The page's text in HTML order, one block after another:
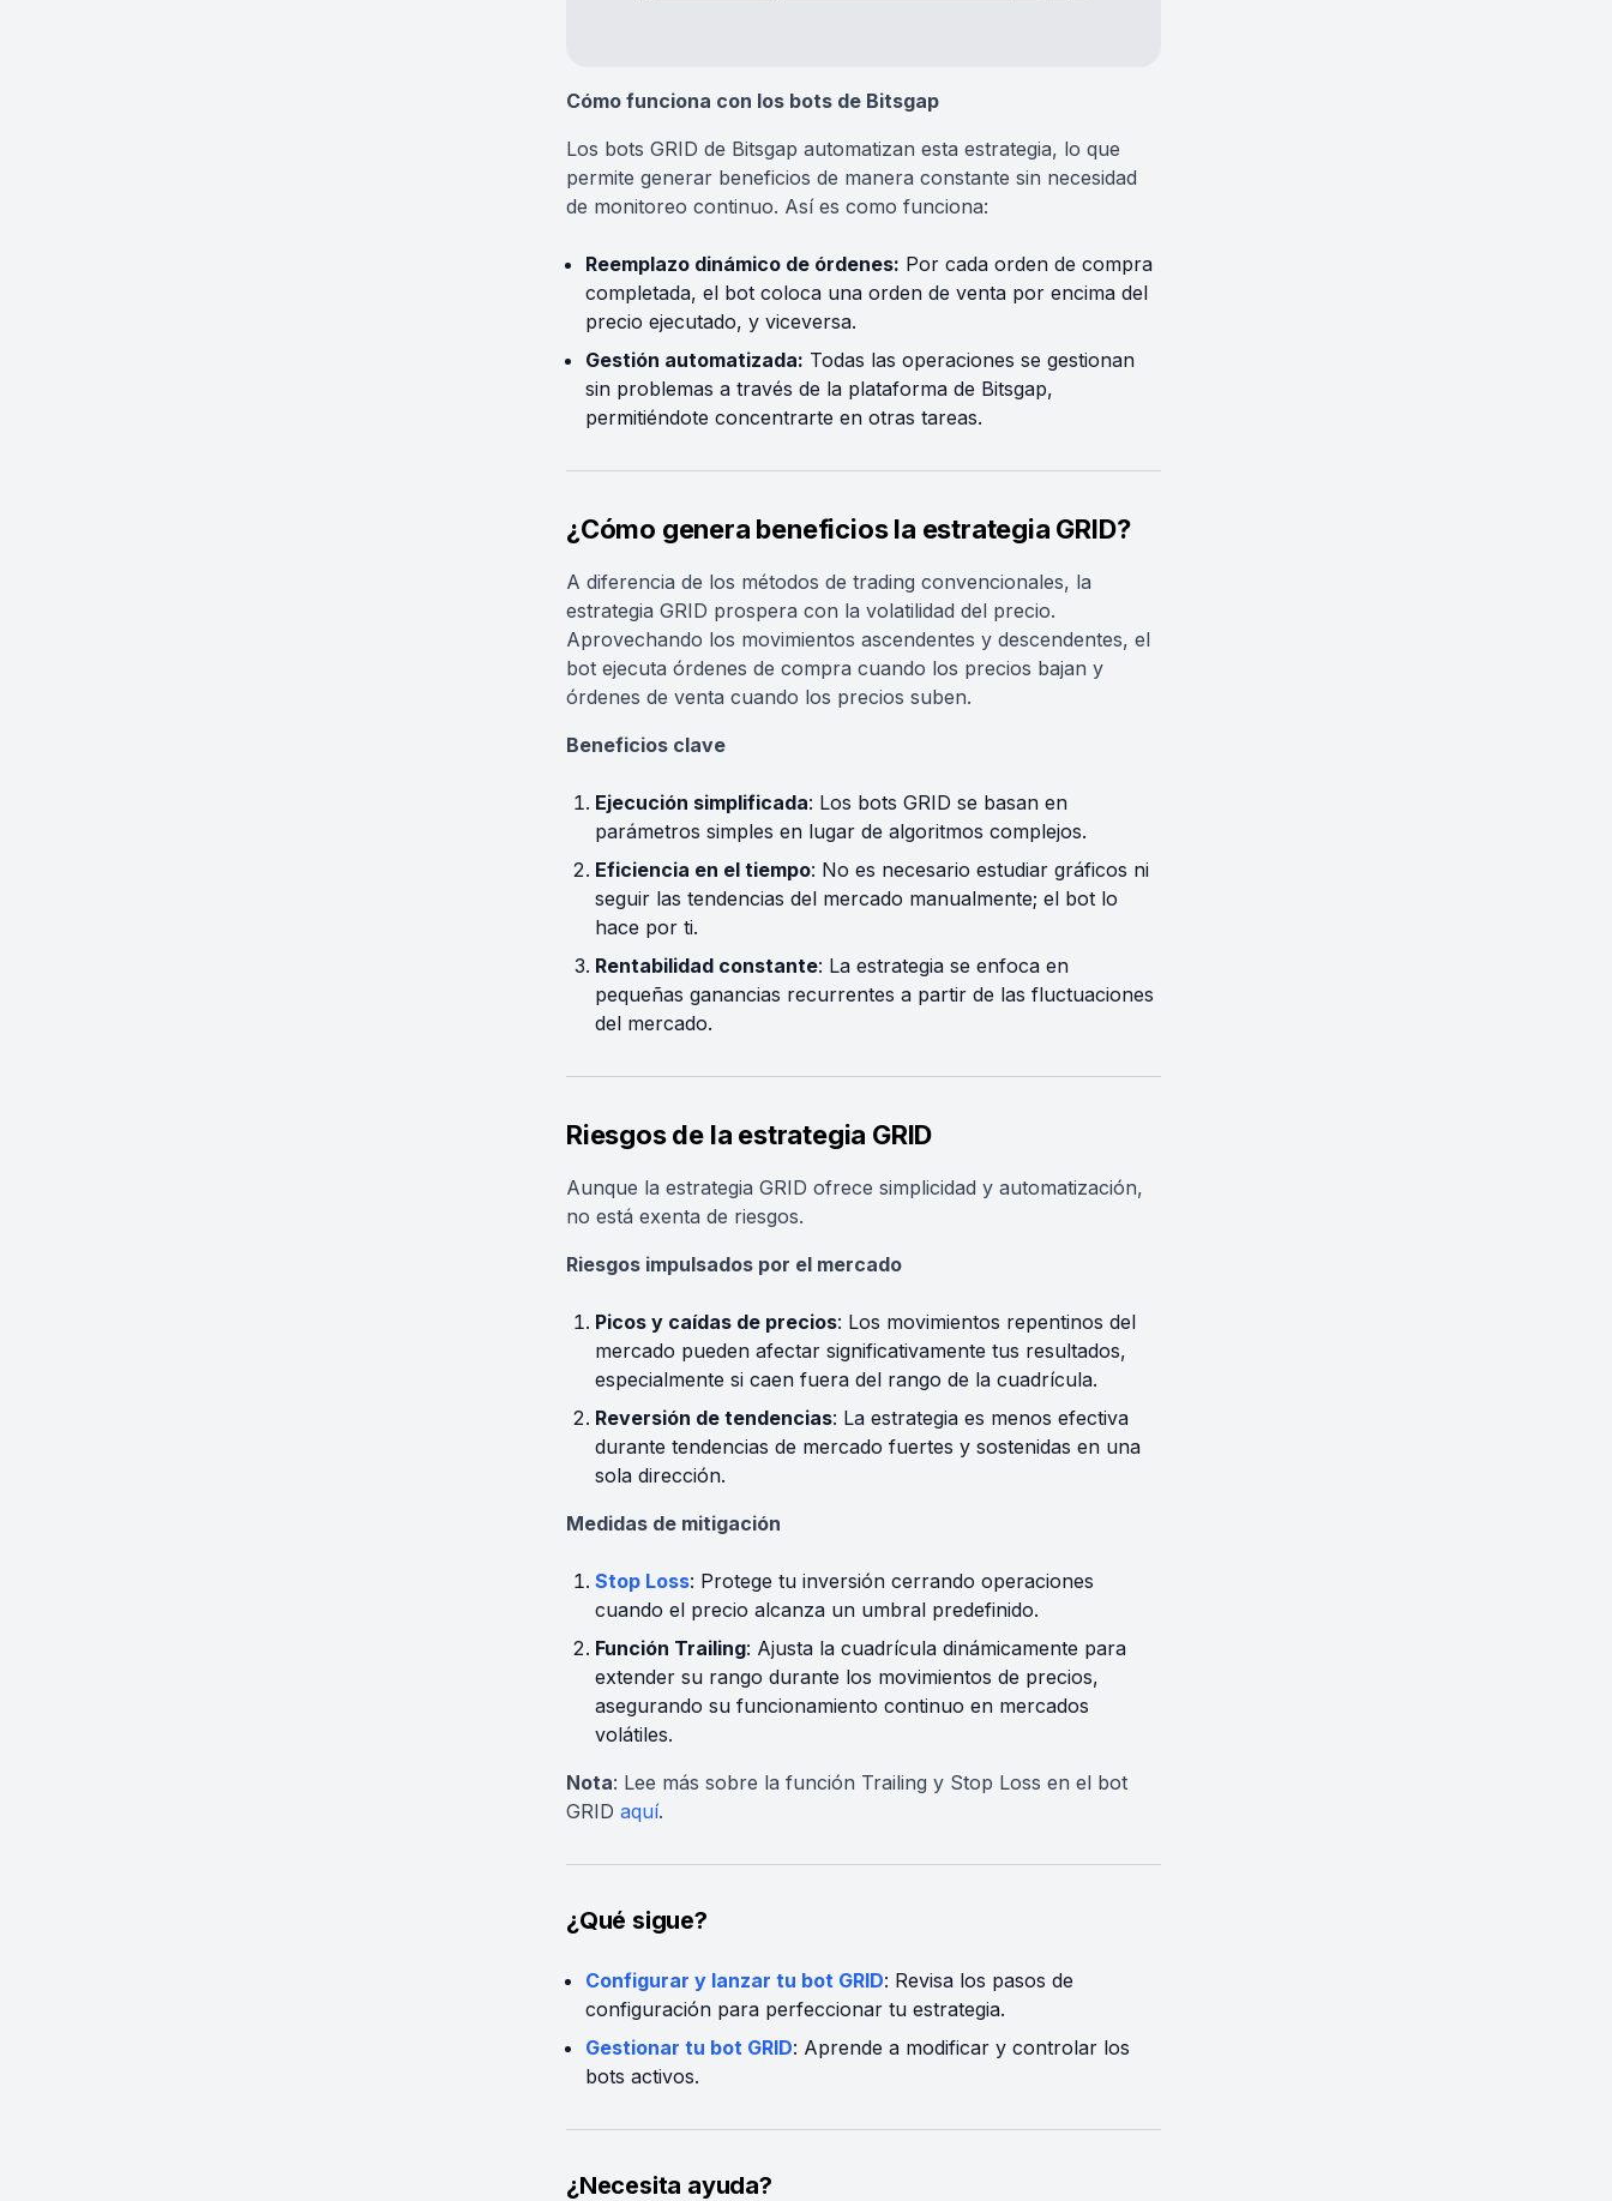
Cómo funciona con los bots de Bitsgap
Los bots GRID de Bitsgap automatizan esta estrategia, lo que
permite generar beneficios de manera constante sin necesidad
de monitoreo continuo. Así es como funciona:
Reemplazo dinámico de órdenes: Por cada orden de compra
completada, el bot coloca una orden de venta por encima del
precio ejecutado, y viceversa.
Gestión automatizada: Todas las operaciones se gestionan
sin problemas a través de la plataforma de Bitsgap,
permitiéndote concentrarte en otras tareas.
¿Cómo genera beneficios la estrategia GRID?
A diferencia de los métodos de trading convencionales, la
estrategia GRID prospera con la volatilidad del precio.
Aprovechando los movimientos ascendentes y descendentes, el
bot ejecuta órdenes de compra cuando los precios bajan y
órdenes de venta cuando los precios suben.
Beneficios clave
Ejecución simplificada: Los bots GRID se basan en
parámetros simples en lugar de algoritmos complejos.
Eficiencia en el tiempo: No es necesario estudiar gráficos ni
seguir las tendencias del mercado manualmente; el bot lo
hace por ti.
Rentabilidad constante: La estrategia se enfoca en
pequeñas ganancias recurrentes a partir de las fluctuaciones
del mercado.
Riesgos de la estrategia GRID
Aunque la estrategia GRID ofrece simplicidad y automatización,
no está exenta de riesgos.
Riesgos impulsados por el mercado
Picos y caídas de precios: Los movimientos repentinos del
mercado pueden afectar significativamente tus resultados,
especialmente si caen fuera del rango de la cuadrícula.
Reversión de tendencias: La estrategia es menos efectiva
durante tendencias de mercado fuertes y sostenidas en una
sola dirección.
Medidas de mitigación
Stop Loss: Protege tu inversión cerrando operaciones
cuando el precio alcanza un umbral predefinido.
Función Trailing: Ajusta la cuadrícula dinámicamente para
extender su rango durante los movimientos de precios,
asegurando su funcionamiento continuo en mercados
volátiles.
Nota: Lee más sobre la función Trailing y Stop Loss en el bot
GRID aquí.
¿Qué sigue?
Configurar y lanzar tu bot GRID: Revisa los pasos de
configuración para perfeccionar tu estrategia.
Gestionar tu bot GRID: Aprende a modificar y controlar los
bots activos.
¿Necesita ayuda?